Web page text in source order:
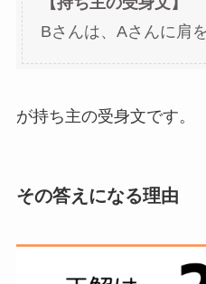
Bさんは、Aさんに肩
が持ち主の受身文です。
その答えになる理由